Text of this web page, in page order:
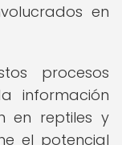
en
procesos
información
en reptiles y
el potencial